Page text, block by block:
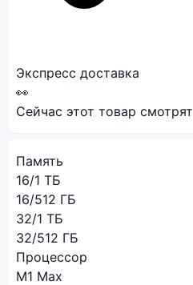
Экспресс доставка
👀
Сейчас этот товар смотрят
Память
16/1 ТБ
16/512 ГБ
32/1 ТБ
32/512 ГБ
Процессор
M1 Max